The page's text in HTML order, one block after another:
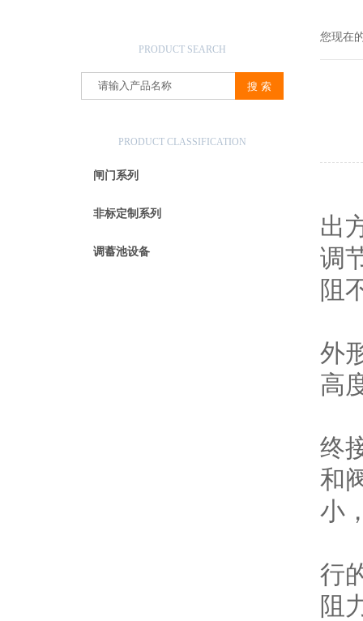
PRODUCT SEARCH
PRODUCT CLASSIFICATION
闸门系列
非标定制系列
调蓄池设备
您现在
出
调
阻
外
高
终
和
小
行
阻